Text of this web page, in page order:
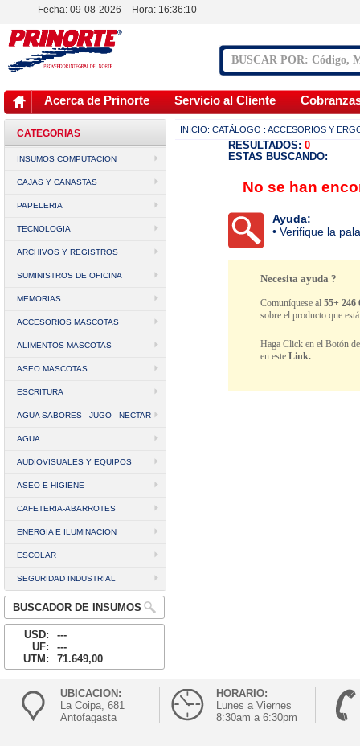
Fecha: 09-08-2026 Hora: 16:36:10
Acerca de Prinorte Servicio al Cliente
CATEGORIAS
INSUMOS COMPUTACION
CAJAS Y CANASTAS
PAPELERIA
TECNOLOGIA
ARCHIVOS Y REGISTROS
SUMINISTROS DE OFICINA
MEMORIAS
ACCESORIOS MASCOTAS
ALIMENTOS MASCOTAS
ASEO MASCOTAS
ESCRITURA
AGUA SABORES - JUGO - NECTAR
AGUA
AUDIOVISUALES Y EQUIPOS
ASEO E HIGIENE
CAFETERIA-ABARROTES
ENERGIA E ILUMINACION
ESCOLAR
SEGURIDAD INDUSTRIAL
BUSCADOR DE INSUMOS
USD:
---
UF:
---
UTM:
71.649,00
INICIO: CATÁLOGO : ACCESORIOS Y
RESULTADOS: 0
ESTAS BUSCANDO:
No se han
Ayuda:
• Verifique la
Necesita ayuda ?
Comuníquese al55+ 246
sobre el producto que
Haga Click en el Botón
en esteLink.
UBICACION:
La Coipa, 681
Antofagasta
HORARIO:
Lunes a Viernes
8:30am a 6:30pm